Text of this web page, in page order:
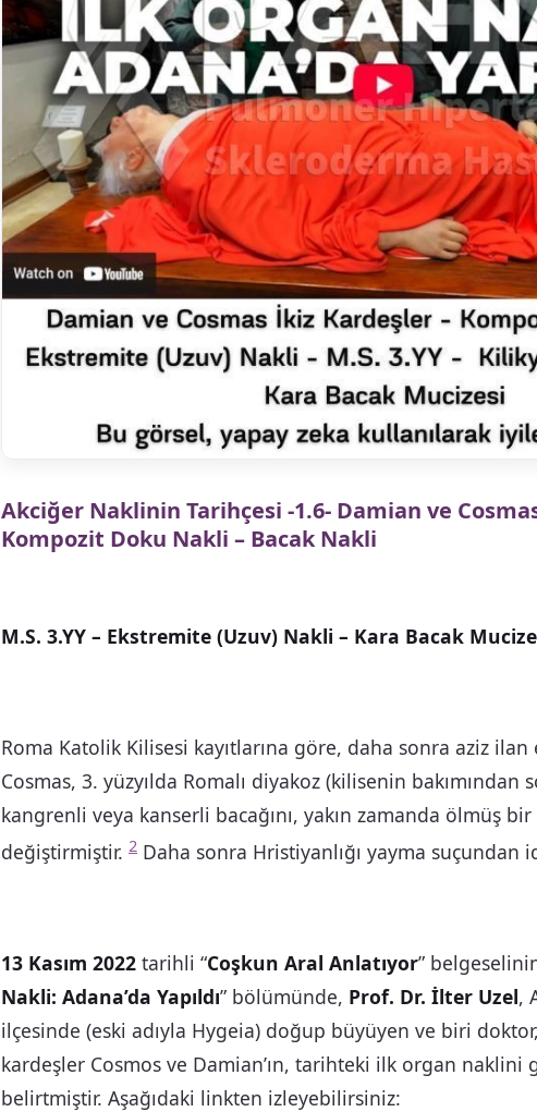
Akciğer Naklinin Tarihçesi -1.6- Damian ve
Kompozit Doku Nakli – Bacak Nakli
M.S. 3.YY – Ekstremite (Uzuv) Nakli – Kara Bacak
Roma Katolik Kilisesi kayıtlarına göre, daha sonra aziz
Cosmas, 3. yüzyılda Romalı diyakoz (kilisenin bakımından
kangrenli veya kanserli bacağını, yakın zamanda ölmüş bir
değiştirmiştir. 2 Daha sonra Hristiyanlığı yayma suçundan
13 Kasım 2022 tarihli “Coşkun Aral Anlatıyor”
Nakli: Adana’da Yapıldı” bölümünde, Prof. Dr. İlter Uzel,
ilçesinde (eski adıyla Hygeia) doğup büyüyen ve biri
kardeşler Cosmos ve Damian’ın, tarihteki ilk organ naklini
belirtmiştir. Aşağıdaki linkten izleyebilirsiniz: